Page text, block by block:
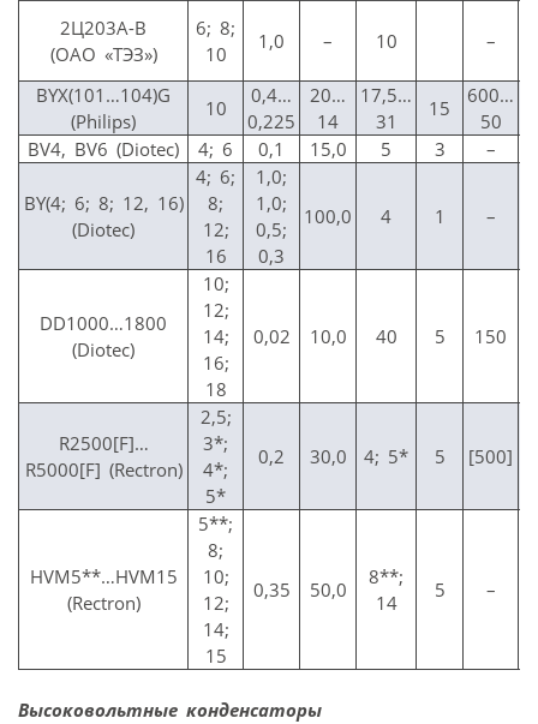
2Ц203А-В
(ОАО «ТЭЗ»)
6; 8;
10
1,0 – 10 –
BYX(101…104)G
(Philips)
10
0,4…
0,225
20…
14
17,5…
31
15
600…
50
BV4, BV6 (Diotec)
4; 6 0,1 15,0 5 3 –
BY(4; 6; 8; 12, 16)
(Diotec)
4; 6;
8;
12;
16
1,0;
1,0;
0,5;
0,3
100,0 4 1 –
DD1000…1800
(Diotec)
10;
12;
14;
16;
18
0,02 10,0 40 5 150
R2500[F]…
R5000[F] (Rectron)
2,5;
3*;
4*;
5*
0,2 30,0 4; 5* 5 [500]
HVM5**…HVM15
(Rectron)
5**;
8;
10;
12;
14;
15
0,35 50,0
8**;
14
5 –
Высоковольтные конденсаторы